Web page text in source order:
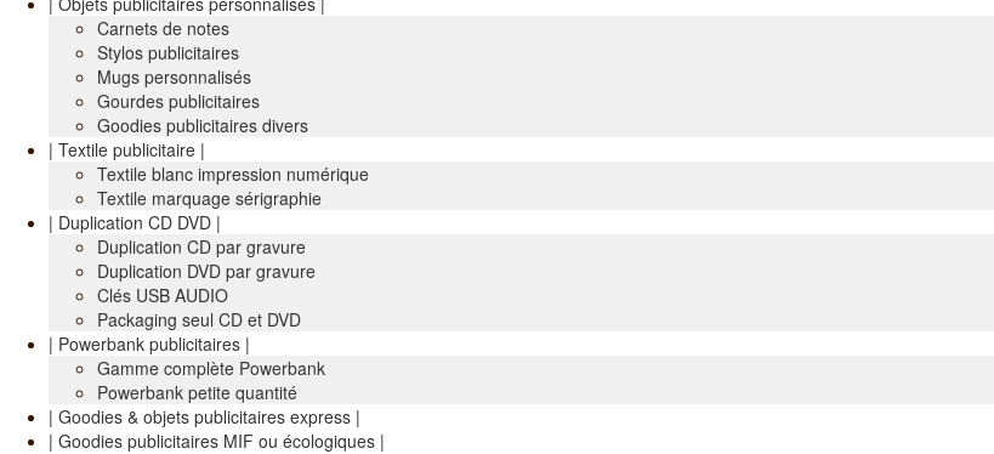
Carnets de notes
Stylos publicitaires
Mugs personnalisés
Gourdes publicitaires
Goodies publicitaires divers
| Textile publicitaire |
Textile blanc impression numérique
Textile marquage sérigraphie
| Duplication CD DVD |
Duplication CD par gravure
Duplication DVD par gravure
Clés USB AUDIO
Packaging seul CD et DVD
| Powerbank publicitaires |
Gamme complète Powerbank
Powerbank petite quantité
| Goodies & objets publicitaires express |
| Goodies publicitaires MIF ou écologiques |